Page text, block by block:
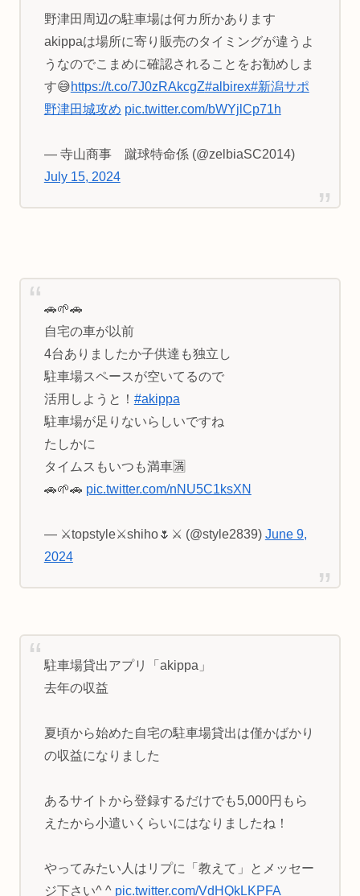
野津田周辺の駐車場は何カ所かあります
akippaは場所に寄り販売のタイミングが違うよ
うなのでこまめに確認されることをお勧めしま
す😅https://t.co/7J0zRAkcgZ#albirex#新潟サポ
野津田城攻め pic.twitter.com/bWYjlCp71h
— 寺山商事 蹴球特命係 (@zelbiaSC2014)
July 15, 2024
🚗🌱🚗
自宅の車が以前
4台ありましたか子供達も独立し
駐車場スペースが空いてるので
活用しようと！ #akippa
駐車場が足りないらしいですね
たしかに
タイムスもいつも満車🈵
🚗🌱🚗 pic.twitter.com/nNU5C1ksXN
— ⚔topstyle⚔shiho🌷⚔️ (@style2839) June 9,
2024
駐車場貸出アプリ「akippa」
去年の収益
夏頃から始めた自宅の駐車場貸出は僅かばかり
の収益になりました
あるサイトから登録するだけでも5,000円もら
えたから小遣いくらいにはなりましたね！
やってみたい人はリプに「教えて」とメッセー
ジ下さい^ ^ pic.twitter.com/VdHQkLKPFA